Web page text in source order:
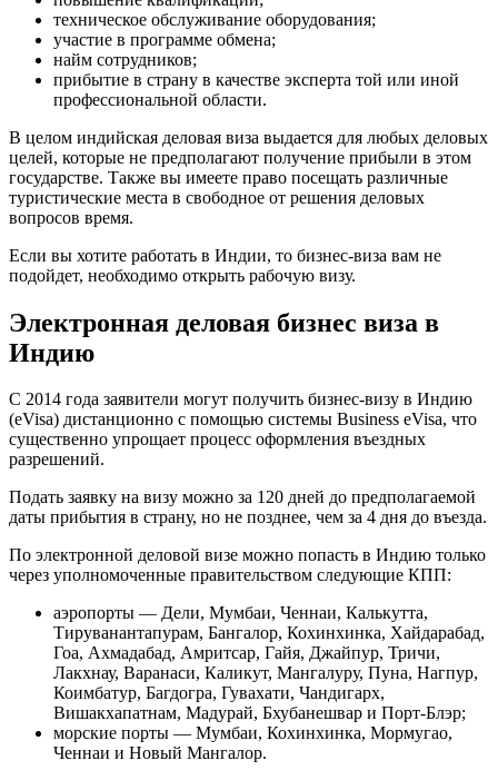
техническое обслуживание оборудования;
участие в программе обмена;
найм сотрудников;
прибытие в страну в качестве эксперта той или иной
профессиональной области.
В целом индийская деловая виза выдается для любых деловых
целей, которые не предполагают получение прибыли в этом
государстве. Также вы имеете право посещать различные
туристические места в свободное от решения деловых
вопросов время.
Если вы хотите работать в Индии, то бизнес-виза вам не
подойдет, необходимо открыть рабочую визу.
Электронная деловая бизнес виза в
Индию
С 2014 года заявители могут получить бизнес-визу в Индию
(eVisa) дистанционно с помощью системы Business eVisa, что
существенно упрощает процесс оформления въездных
разрешений.
Подать заявку на визу можно за 120 дней до предполагаемой
даты прибытия в страну, но не позднее, чем за 4 дня до въезда.
По электронной деловой визе можно попасть в Индию только
через уполномоченные правительством следующие КПП:
аэропорты — Дели, Мумбаи, Ченнаи, Калькутта,
Тируванантапурам, Бангалор, Кохинхинка, Хайдарабад,
Гоа, Ахмадабад, Амритсар, Гайя, Джайпур, Тричи,
Лакхнау, Варанаси, Каликут, Мангалуру, Пуна, Нагпур,
Коимбатур, Багдогра, Гувахати, Чандигарх,
Вишакхапатнам, Мадурай, Бхубанешвар и Порт-Блэр;
морские порты — Мумбаи, Кохинхинка, Мормугао,
Ченнаи и Новый Мангалор.